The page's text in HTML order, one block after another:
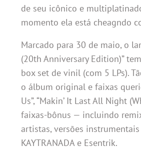
de seu icônico e
momento ela está cheagndo
Marcado para 30 de maio, o
(20th Anniversary Edition)”
box set de vinil (com 5 LPs).
o álbum original e faixas
Us”, “Makin’ It Last All Night
faixas-bônus — incluindo
artistas, versões
KAYTRANADA e Esentrik.